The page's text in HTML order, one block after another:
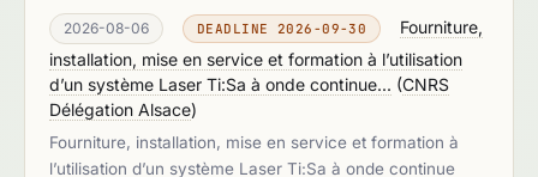
2026-08-06 DEADLINE 2026-09-30
Fourniture,
installation, mise en service et formation à l’utilisation
d’un système Laser Ti:Sa à onde continue... (CNRS
Délégation Alsace)
Fourniture, installation, mise en service et formation à
l’utilisation d’un système Laser Ti:Sa à onde continue